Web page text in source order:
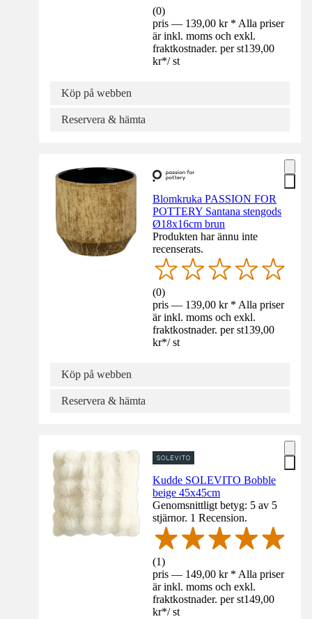
(0)
pris — 139,00 kr * Alla priser
är inkl. moms och exkl.
fraktkostnader. per st139,00
kr*/ st
Köp på webben
Reservera & hämta
Blomkruka PASSION FOR
POTTERY Santana stengods
Ø18x16cm brun
Produkten har ännu inte
recenserats.
(0)
pris — 139,00 kr * Alla priser
är inkl. moms och exkl.
fraktkostnader. per st139,00
kr*/ st
Köp på webben
Reservera & hämta
Kudde SOLEVITO Bobble
beige 45x45cm
Genomsnittligt betyg: 5 av 5
stjärnor. 1 Recension.
(1)
pris — 149,00 kr * Alla priser
är inkl. moms och exkl.
fraktkostnader. per st149,00
kr*/ st